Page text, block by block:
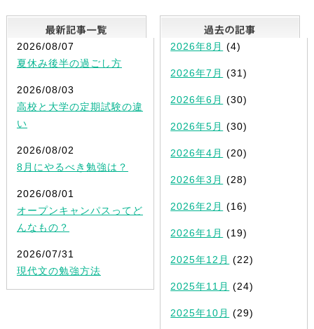
最新記事一覧
2026/08/07
夏休み後半の過ごし方
2026/08/03
高校と大学の定期試験の違
い
2026/08/02
8月にやるべき勉強は？
2026/08/01
オープンキャンパスってど
んなもの？
2026/07/31
現代文の勉強方法
2026年8月 (4)
2026年7月 (31)
2026年6月 (30)
2026年5月 (30)
2026年4月 (20)
2026年3月 (28)
2026年2月 (16)
2026年1月 (19)
2025年12月 (22)
2025年11月 (24)
2025年10月 (29)